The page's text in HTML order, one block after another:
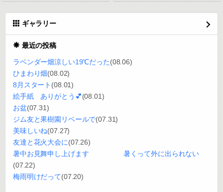
ギャラリー
最近の投稿
ラベンダー畑涼しい19℃だった(08.06)
ひまわり畑(08.02)
8月スタート (08.01)
絵手紙 ありがとう💕(08.01)
お盆(07.31)
ジム友と果樹園リベールで(07.31)
美味しいね(07.27)
友達と花火大会に(07.26)
暑中お見舞申し上げます 暑くって外に出られない
(07.22)
梅雨明けだって(07.20)